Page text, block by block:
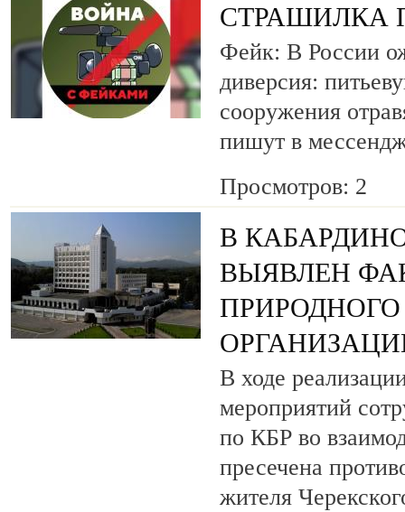
СТРАШИЛКА
Фейк: В России
диверсия:
сооружения
пишут в
Просмотров: 2
В
ВЫЯВЛЕН
ПРИРОДНОГО
В ходе
мероприятий
по КБР во
пресечена
жителя